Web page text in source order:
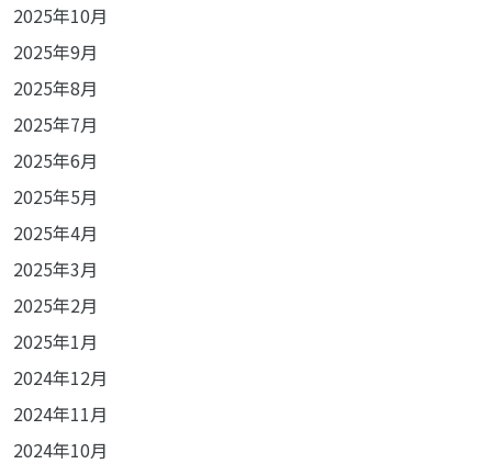
2025年10月
2025年9月
2025年8月
2025年7月
2025年6月
2025年5月
2025年4月
2025年3月
2025年2月
2025年1月
2024年12月
2024年11月
2024年10月